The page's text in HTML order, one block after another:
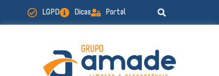
LGPD Dicas Portal